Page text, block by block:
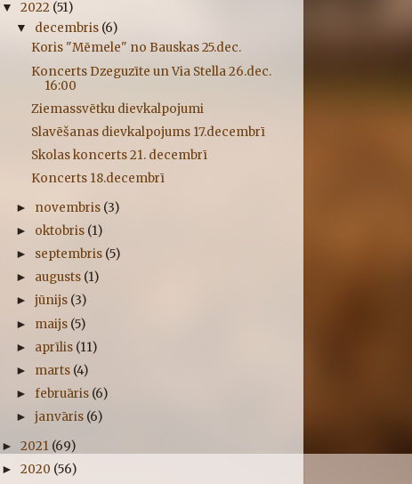
▼ 2022 (51)
▼ decembris (6)
Koris "Mēmele" no Bauskas 25.dec.
Koncerts Dzeguzīte un Via Stella 26.dec.
16:00
Ziemassvētku dievkalpojumi
Slavēšanas dievkalpojums 17.decembrī
Skolas koncerts 21. decembrī
Koncerts 18.decembrī
► novembris (3)
► oktobris (1)
► septembris (5)
► augusts (1)
►jūnijs (3)
► maijs (5)
► aprīlis (11)
► marts (4)
►februāris (6)
►janvāris (6)
► 2021 (69)
► 2020 (56)